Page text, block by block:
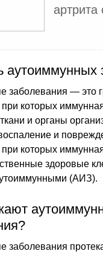
артрита
аутоиммунных
заболевания — это
которых
и органы
и
которых
здоровые
(АИЗ).
заболевания